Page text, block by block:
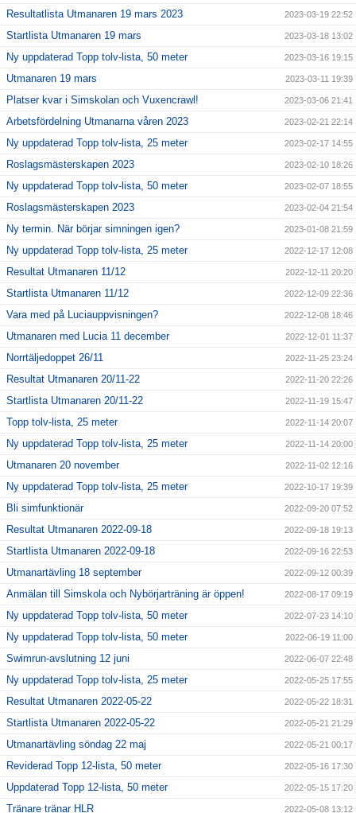
Resultatlista Utmanaren 19 mars 2023 2023-03-19 22:52
Startlista Utmanaren 19 mars 2023-03-18 13:02
Ny uppdaterad Topp tolv-lista, 50 meter 2023-03-16 19:15
Utmanaren 19 mars 2023-03-11 19:39
Platser kvar i Simskolan och Vuxencrawl! 2023-03-06 21:41
Arbetsfördelning Utmanarna våren 2023 2023-02-21 22:14
Ny uppdaterad Topp tolv-lista, 25 meter 2023-02-17 14:55
Roslagsmästerskapen 2023 2023-02-10 18:26
Ny uppdaterad Topp tolv-lista, 50 meter 2023-02-07 18:55
Roslagsmästerskapen 2023 2023-02-04 21:54
Ny termin. När börjar simningen igen? 2023-01-08 21:59
Ny uppdaterad Topp tolv-lista, 25 meter 2022-12-17 12:08
Resultat Utmanaren 11/12 2022-12-11 20:20
Startlista Utmanaren 11/12 2022-12-09 22:36
Vara med på Luciauppvisningen? 2022-12-08 18:46
Utmanaren med Lucia 11 december 2022-12-01 11:37
Norrtäljedoppet 26/11 2022-11-25 23:24
Resultat Utmanaren 20/11-22 2022-11-20 22:26
Startlista Utmanaren 20/11-22 2022-11-19 15:47
Topp tolv-lista, 25 meter 2022-11-14 20:07
Ny uppdaterad Topp tolv-lista, 25 meter 2022-11-14 20:00
Utmanaren 20 november 2022-11-02 12:16
Ny uppdaterad Topp tolv-lista, 25 meter 2022-10-17 19:39
Bli simfunktionär 2022-09-20 07:52
Resultat Utmanaren 2022-09-18 2022-09-18 19:13
Startlista Utmanaren 2022-09-18 2022-09-16 22:53
Utmanartävling 18 september 2022-09-12 00:39
Anmälan till Simskola och Nybörjarträning är öppen! 2022-08-17 09:19
Ny uppdaterad Topp tolv-lista, 50 meter 2022-07-23 14:10
Ny uppdaterad Topp tolv-lista, 50 meter 2022-06-19 11:00
Swimrun-avslutning 12 juni 2022-06-07 22:48
Ny uppdaterad Topp tolv-lista, 25 meter 2022-05-25 17:55
Resultat Utmanaren 2022-05-22 2022-05-22 18:31
Startlista Utmanaren 2022-05-22 2022-05-21 21:29
Utmanartävling söndag 22 maj 2022-05-21 00:17
Reviderad Topp 12-lista, 50 meter 2022-05-16 17:30
Uppdaterad Topp 12-lista, 50 meter 2022-05-15 17:20
Tränare tränar HLR 2022-05-08 13:12